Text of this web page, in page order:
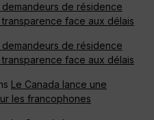
demandeurs de résidence
face aux délais
demandeurs de résidence
face aux délais
Le Canada lance une
les francophones